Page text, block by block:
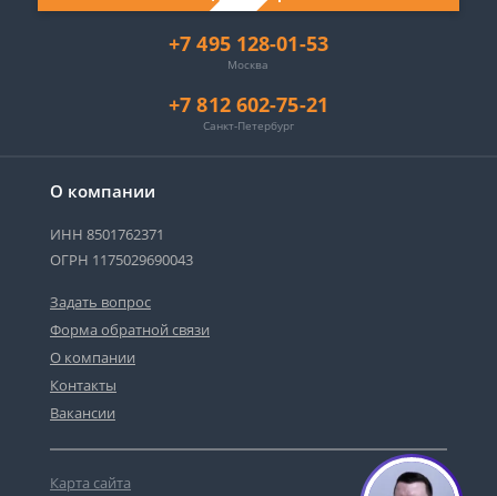
О компании
ИНН 8501762371
ОГРН 1175029690043
Задать вопрос
Форма обратной связи
О компании
Контакты
Вакансии
Карта сайта
+7 495 128-01-53
Москва
+7 812 602-75-21
Санкт-Петербург